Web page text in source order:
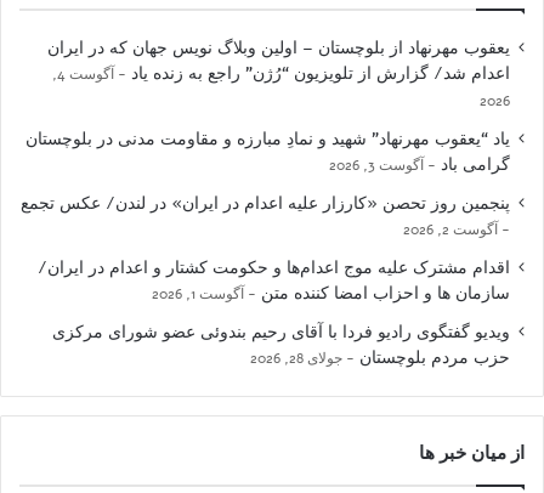
یعقوب مهرنهاد از بلوچستان – اولین وبلاگ نویس جهان که در ایران
اعدام شد/ گزارش از تلویزیون “رُژن” راجع به زنده یاد
آگوست 4,
2026
یاد “یعقوب مهرنهاد” شهید و نمادِ مبارزه و مقاومت مدنی در بلوچستان
گرامی باد
آگوست 3, 2026
پنجمین روز تحصن «کارزار علیه اعدام در ایران» در لندن/ عکس تجمع
آگوست 2, 2026
اقدام مشترک علیه موج اعدام‌ها و حکومت کشتار و اعدام در ایران/
سازمان ها و احزاب امضا کننده متن
آگوست 1, 2026
ویدیو گفتگوی رادیو فردا با آقای رحیم بندوئی عضو شورای مرکزی
حزب مردم بلوچستان
جولای 28, 2026
از میان خبر ها